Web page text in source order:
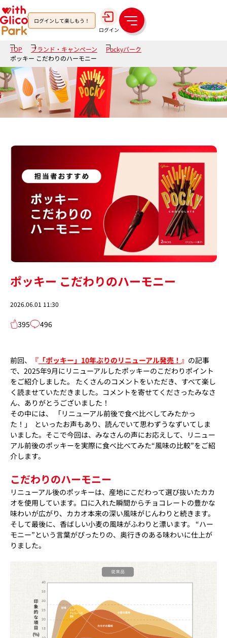
ログインして楽しもう！
ログイン
メ
ニ
ュ
TOP ブランド・キャンペーン
Pockyパーク
ポッキー こだわりのハーモニー
ポッキー こだわりのハーモニー
2026.06.01 11:30
395 496
前回、 『 「ポッキー」10年ぶりのリニューアル発売！ 』 の記事
で、2025年9月にリニューアルしたポッキーのこだわりポイント
をご紹介しました。 たくさんのコメントをいただき、すべて楽し
く読ませていただきました。コメントを寄せてくださったみなさ
ん、ありがとうございました！
その中には、 「リニューアル前後で食べ比べしてみたかっ
た！」 といったお声もあり、読んでいて思わずうなずいてしま
いました。そこで今回は、みなさんの声にお応えして、リニュー
アル前後のポッキーを実際に食べ比べてみた“風味の比較”をご紹
介します。
こだわりのハーモニー
リニューアル後のポッキーは、産地にこだわって選び抜いたカカ
オを使用しています。口に入れた瞬間からチョコレートの豊かな
味わいが広がり、カカオ本来の深い風味がじんわりと続きます。
そして最後に、香ばしい小麦の風味がふわりと漂います。 “ハー
モニー”という言葉がぴったりの、奥行きのある味わいに仕上が
りました。